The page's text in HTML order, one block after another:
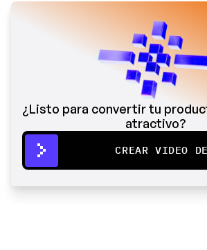
¿Listo para convertir tu
atractivo?
CREAR VIDEO